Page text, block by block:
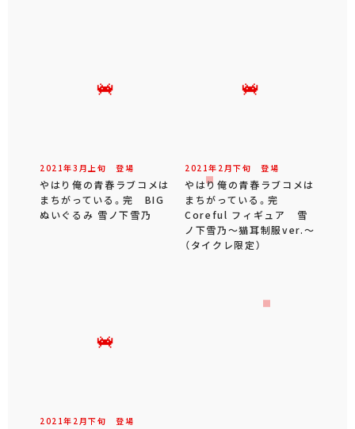
2021年3 月 上旬 登場
やはり俺の青春ラブコメは
まちがっている。完 BIG
ぬいぐるみ 雪ノ下雪乃
2021年 2 月下旬 登場
やはり俺の青春ラブコメは
まちがっている。完
Coreful フィギュア 雪
ノ下雪乃～猫耳制服ver.～
（タイクレ限定）
2021年 2 月下旬 登場